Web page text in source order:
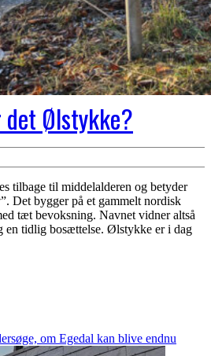
det Ølstykke?
tilbage til middelalderen og betyder
Det bygger på et gammelt nordisk
tæt bevoksning. Navnet vidner altså
en tidlig bosættelse. Ølstykke er i dag
om Egedal kan blive endnu